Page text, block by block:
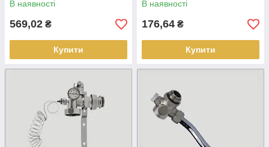
В наявності
569,02 ₴
Купити
В наявності
176,64 ₴
Купити